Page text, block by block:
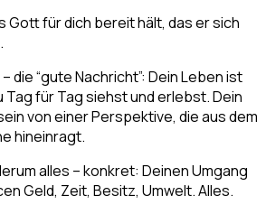
Gott für dich bereit hält, das er sich
die “gute Nachricht”: Dein Leben ist
Tag für Tag siehst und erlebst. Dein
von einer Perspektive, die aus dem
hineinragt.
alles – konkret: Deinen Umgang
Geld, Zeit, Besitz, Umwelt. Alles.